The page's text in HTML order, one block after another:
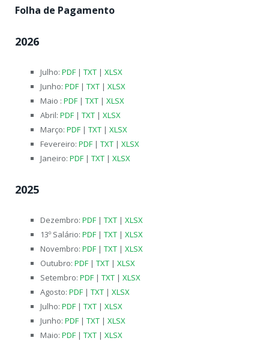
Folha de Pagamento
2026
Julho: PDF | TXT | XLSX
Junho: PDF | TXT | XLSX
Maio : PDF | TXT | XLSX
Abril: PDF | TXT | XLSX
Março: PDF | TXT | XLSX
Fevereiro: PDF | TXT | XLSX
Janeiro: PDF | TXT | XLSX
2025
Dezembro: PDF | TXT | XLSX
13º Salário: PDF | TXT | XLSX
Novembro: PDF | TXT | XLSX
Outubro: PDF | TXT | XLSX
Setembro: PDF | TXT | XLSX
Agosto: PDF | TXT | XLSX
Julho: PDF | TXT | XLSX
Junho: PDF | TXT | XLSX
Maio: PDF | TXT | XLSX